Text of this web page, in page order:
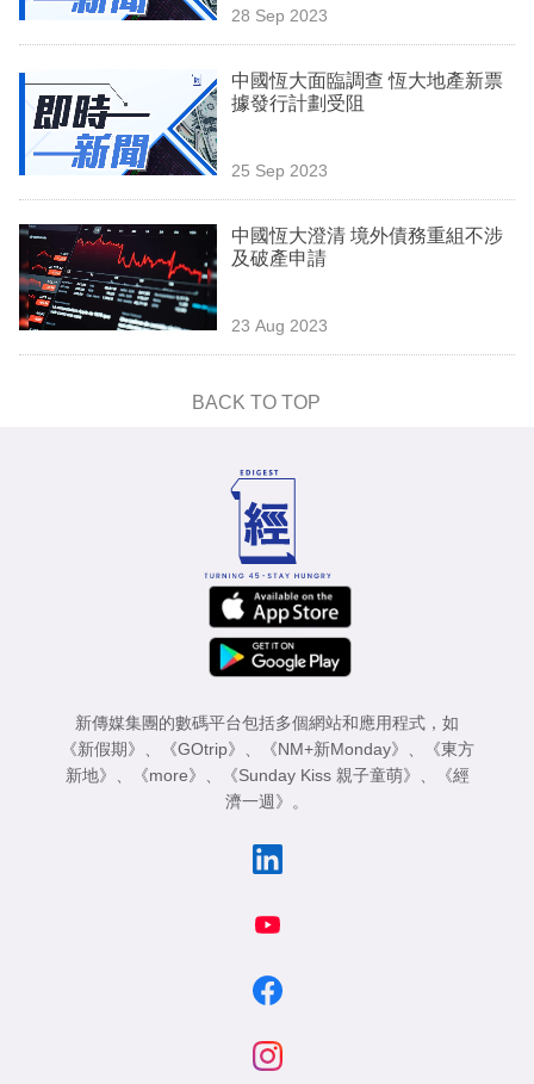
28 Sep 2023
中國恆大面臨調查 恆大地產新票
據發行計劃受阻
25 Sep 2023
中國恆大澄清 境外債務重組不涉
及破產申請
23 Aug 2023
BACK TO TOP
新傳媒集團的數碼平台包括多個網站和應用程式，如
《新假期》
《GOtrip》 《NM+新Monday》
《東方
新地》
《more》 《Sunday Kiss 親子童萌》
《經
濟一週》
。